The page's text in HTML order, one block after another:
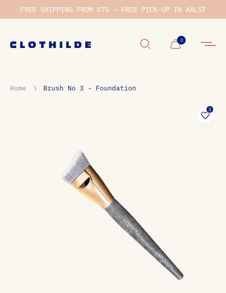
FREE SHIPPING FROM €75 - FREE PICK-UP IN AALST
0
Home ∖ Brush No 3 - Foundation